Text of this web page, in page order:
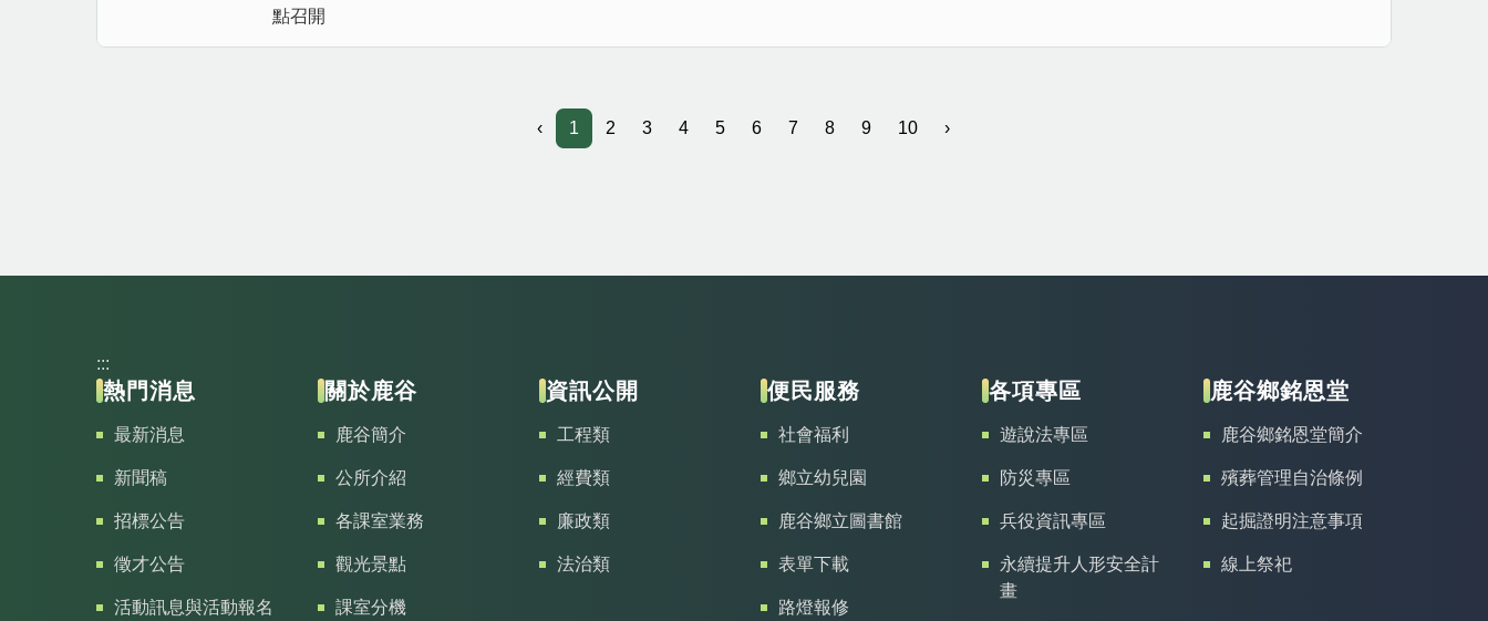
點召開
‹ 1 2 3 4 5 6 7 8 9 10 ›
:::
熱門消息
最新消息
新聞稿
招標公告
徵才公告
活動訊息與活動報名
關於鹿谷
鹿谷簡介
公所介紹
各課室業務
觀光景點
課室分機
資訊公開
工程類
經費類
廉政類
法治類
便民服務
社會福利
鄉立幼兒園
鹿谷鄉立圖書館
表單下載
路燈報修
各項專區
遊說法專區
防災專區
兵役資訊專區
永續提升人形安全計
畫
鹿谷鄉銘恩堂
鹿谷鄉銘恩堂簡介
殯葬管理自治條例
起掘證明注意事項
線上祭祀